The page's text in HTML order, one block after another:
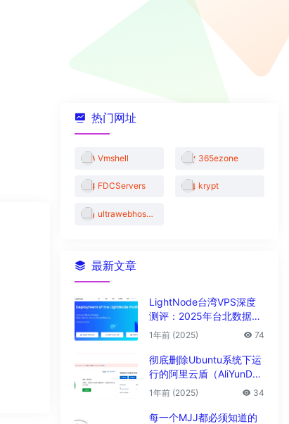
热门网址
Vmshell 365ezone
FDCServers krypt
ultrawebhosting
最新文章
LightNode台湾VPS深度
测评：2025年台北数据中
心vps性能与解锁能力全解
1年前 (2025) 74
彻底删除Ubuntu系统下运
行的阿里云盾（AliYunDu
n/Aegis）
1年前 (2025) 34
每一个MJJ都必须知道的